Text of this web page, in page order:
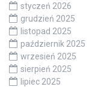
styczeń 2026
grudzień 2025
listopad 2025
październik 2025
wrzesień 2025
sierpień 2025
lipiec 2025